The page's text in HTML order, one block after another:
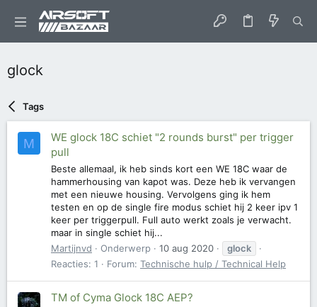
glock
Tags
M
WE glock 18C schiet "2 rounds burst" per trigger
pull
Beste allemaal, ik heb sinds kort een WE 18C waar de
hammerhousing van kapot was. Deze heb ik vervangen
met een nieuwe housing. Vervolgens ging ik hem
testen en op de single fire modus schiet hij 2 keer ipv 1
keer per triggerpull. Full auto werkt zoals je verwacht.
maar in single schiet hij...
Martijnvd
Onderwerp 10 aug 2020
glock
Reacties: 1
Forum: Technische hulp / Technical Help
TM of Cyma Glock 18C AEP?